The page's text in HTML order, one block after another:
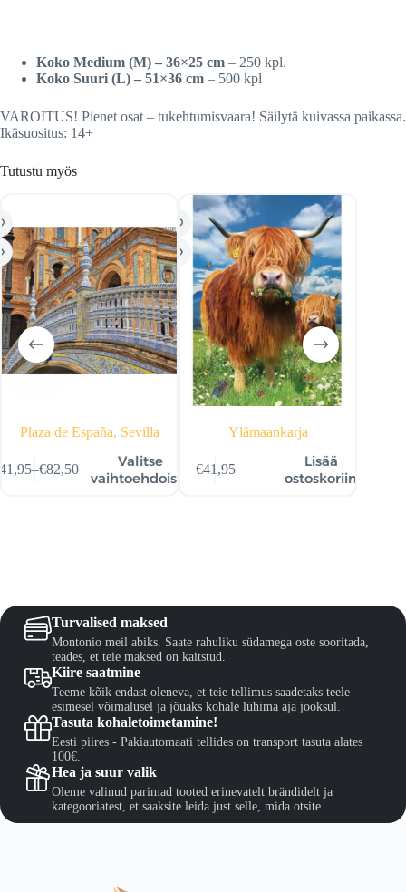
Koko Medium (M) – 36×25 cm – 250 kpl.
Koko Suuri (L) – 51×36 cm – 500 kpl
VAROITUS! Pienet osat – tukehtumisvaara! Säilytä kuivassa paikassa.
Ikäsuositus: 14+
Tutustu myös
Plaza de España, Sevilla
–€82,50
Hintaluokka:
Valitse
vaihtoehdoista
Ylämaankarja
€41,95
Lisää
ostoskoriin
Turvalised maksed
Montonio meil abiks. Saate rahuliku südamega oste sooritada,
teades, et teie maksed on kaitstud.
Kiire saatmine
Teeme kõik endast oleneva, et teie tellimus saadetaks teele
esimesel võimalusel ja jõuaks kohale lühima aja jooksul.
Tasuta kohaletoimetamine!
Eesti piires - Pakiautomaati tellides on transport tasuta alates
100€.
Hea ja suur valik
Oleme valinud parimad tooted erinevatelt brändidelt ja
kategooriatest, et saaksite leida just selle, mida otsite.